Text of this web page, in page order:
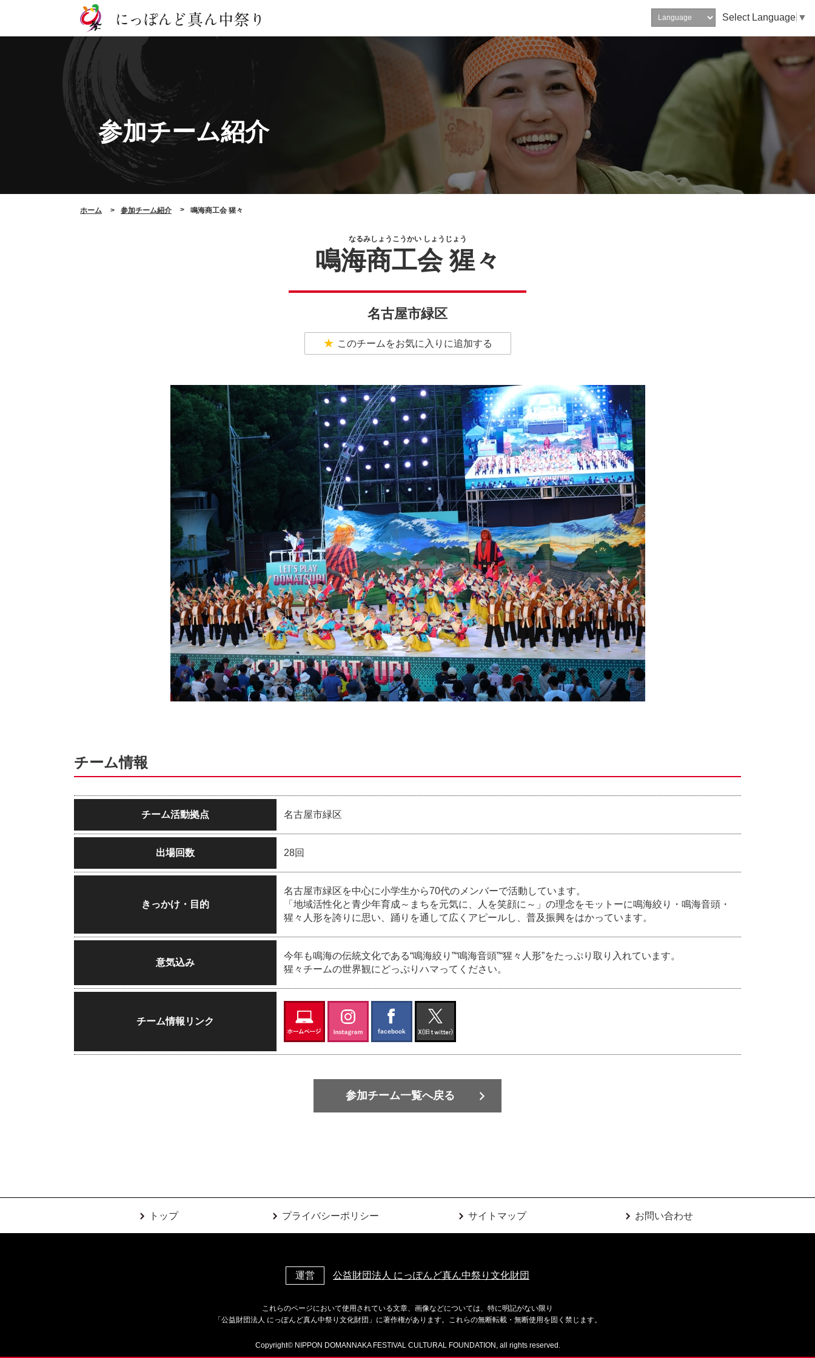
Select Language ▼
参加チーム紹介
ホーム 参加チーム紹介 鳴海商工会 猩々
鳴海商工会 猩々
なるみしょうこうかい しょうじょう
名古屋市緑区
このチームをお気に入りに追加する
チーム情報
チーム活動拠点 名古屋市緑区
出場回数 28回
きっかけ・目的
名古屋市緑区を中心に小学生から70代のメンバーで活動しています。
「地域活性化と青少年育成～まちを元気に、人を笑顔に～」の理念をモットーに鳴海絞り・鳴海音頭・
猩々人形を誇りに思い、踊りを通して広くアピールし、普及振興をはかっています。
意気込み
今年も鳴海の伝統文化である“鳴海絞り”“鳴海音頭”“猩々人形”をたっぷり取り入れています。
猩々チームの世界観にどっぷりハマってください。
チーム情報リンク
参加チーム一覧へ戻る
トップ プライバシーポリシー サイトマップ お問い合わせ
運営 公益財団法人 にっぽんど真ん中祭り文化財団
これらのページにおいて使用されている文章、画像などについては、特に明記がない限り
「公益財団法人 にっぽんど真ん中祭り文化財団」に著作権があります。これらの無断転載・無断使用を固く禁じます。
Copyright© NIPPON DOMANNAKA FESTIVAL CULTURAL FOUNDATION, all rights reserved.